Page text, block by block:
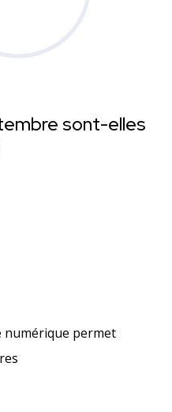
sont-elles
numérique permet